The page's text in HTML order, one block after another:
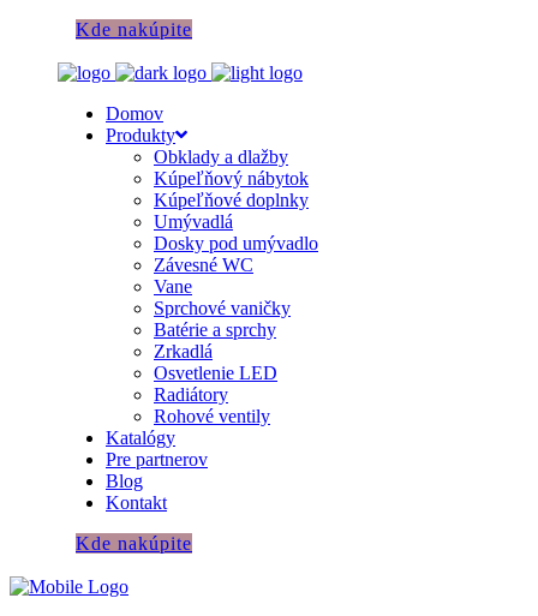
Kde nakúpite
Domov
Produkty
Obklady a dlažby
Kúpeľňový nábytok
Kúpeľňové doplnky
Umývadlá
Dosky pod umývadlo
Závesné WC
Vane
Sprchové vaničky
Batérie a sprchy
Zrkadlá
Osvetlenie LED
Radiátory
Rohové ventily
Katalógy
Pre partnerov
Blog
Kontakt
Kde nakúpite